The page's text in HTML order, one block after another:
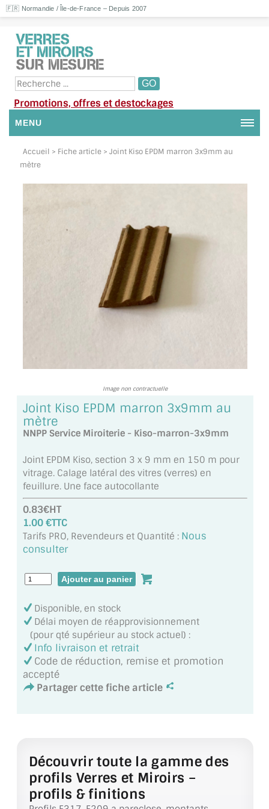
🇫🇷 Normandie / Île-de-France – Depuis 2007
Promotions, offres et destockages
MENU
NOUS CONTACTER
SUIVI DE DEVIS
SUIVI DE COMMANDE
TOUS LES TARIFS AU M2
GUIDE : CHOIX PAR UTILISATION
MIROIRS VIEILLIS AMBIANCE BRASSERIE
MIROIR SUR MESURE
MIROIR DÉCORATIF DE COULEUR
MIROIR POUR PORTE
MIROIR DE SALLE DE BAIN
MIROIR PAROI DE DOUCHE
MIROIR POUR SALLE DE DANSE
MIROIR ENCADRÉ
MIROIR TV
VERRE TREMPÉ (SÉCURIT)
PAROI DE DOUCHE
Accueil > Fiche article > Joint Kiso EPDM marron 3x9mm au
mètre
Image non contractuelle
Joint Kiso EPDM marron 3x9mm au
mètre
NNPP Service Miroiterie - Kiso-marron-3x9mm
Joint EPDM Kiso, section 3 x 9 mm en 150 m pour
vitrage. Calage latéral des vitres (verres) en
feuillure. Une face autocollante
0.83€HT
1.00 €TTC
Tarifs PRO, Revendeurs et Quantité : Nous
consulter
Disponible, en stock
Délai moyen de réapprovisionnement
(pour qté supérieur au stock actuel) :
Info livraison et retrait
Code de réduction, remise et promotion
accepté
Partager cette fiche article
Découvrir toute la gamme des
profils Verres et Miroirs –
profils & finitions